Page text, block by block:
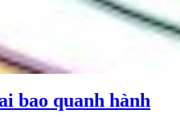
bao quanh hành